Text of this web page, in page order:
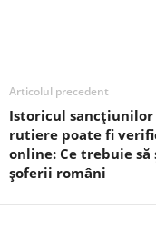
Articolul precedent
Istoricul sancțiunilor
rutiere poate fi
online: Ce trebuie să
șoferii români